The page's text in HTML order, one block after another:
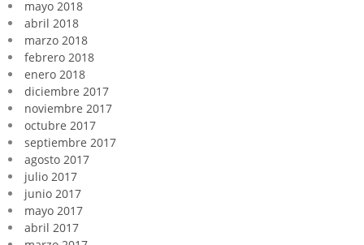
mayo 2018
abril 2018
marzo 2018
febrero 2018
enero 2018
diciembre 2017
noviembre 2017
octubre 2017
septiembre 2017
agosto 2017
julio 2017
junio 2017
mayo 2017
abril 2017